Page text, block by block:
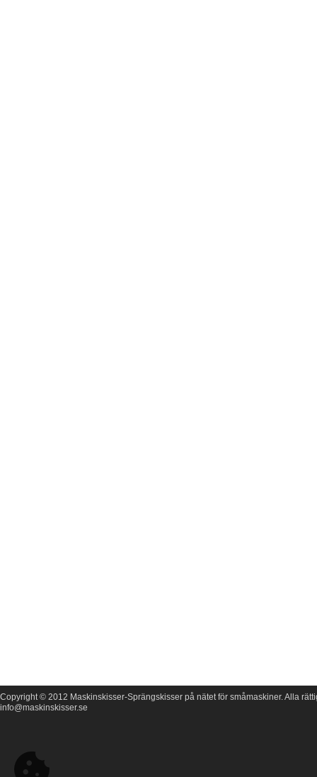
Copyright © 2012 Maskinskisser-Sprängskisser på nätet för småmaskiner. Alla
info@maskinskisser.se